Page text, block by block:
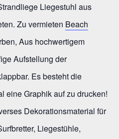
Liegestuhl aus
Zu vermieten Beach
Aus hochwertigem
Aufstellung der
Es besteht die
eine Graphik auf zu drucken!
Dekorationsmaterial für
Liegestühle,